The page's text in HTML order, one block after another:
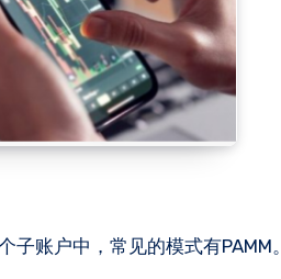
账户中，常见的模式有PAMM。